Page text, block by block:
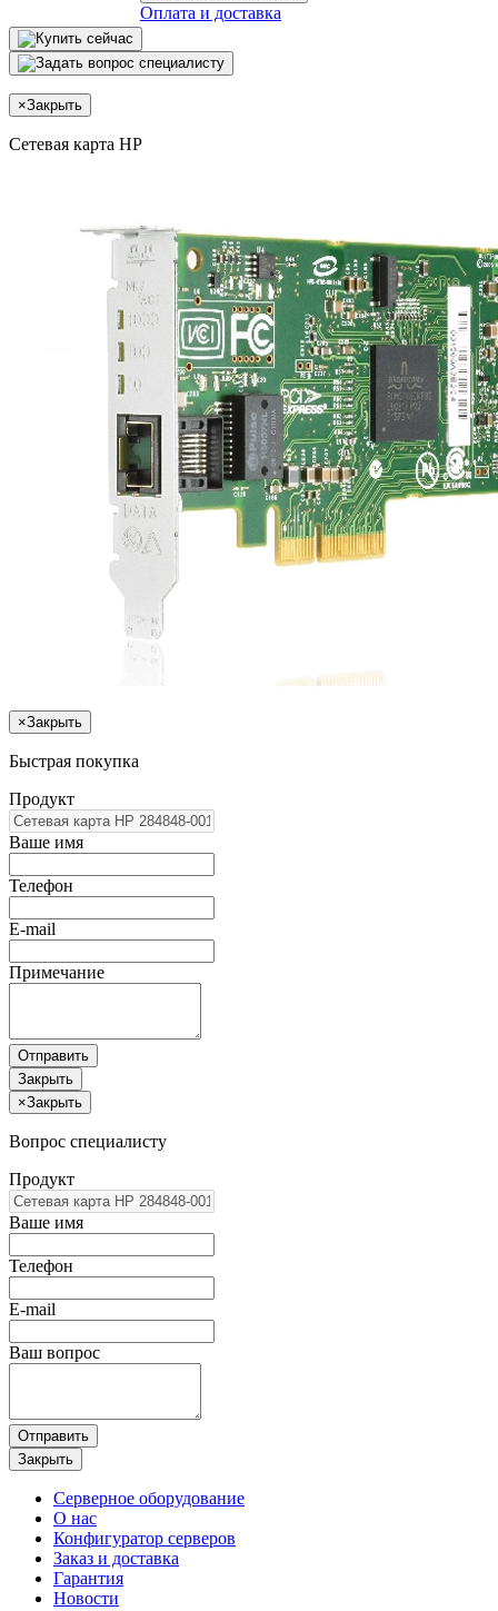
Оплата и доставка
×Закрыть
Сетевая карта HP
×Закрыть
Быстрая покупка
Продукт
Ваше имя
Телефон
E-mail
Примечание
Отправить
Закрыть
×Закрыть
Вопрос специалисту
Продукт
Ваше имя
Телефон
E-mail
Ваш вопрос
Отправить
Закрыть
Серверное оборудование
О нас
Конфигуратор серверов
Заказ и доставка
Гарантия
Новости